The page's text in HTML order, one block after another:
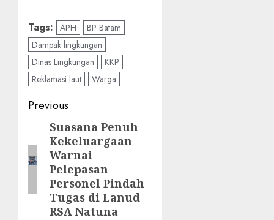
Tags: APH
BP Batam
Dampak lingkungan
Dinas Lingkungan
KKP
Reklamasi laut
Warga
Post
navigation
Previous
Previous
post:
Suasana Penuh
Kekeluargaan
Warnai
Pelepasan
Personel Pindah
Tugas di Lanud
RSA Natuna